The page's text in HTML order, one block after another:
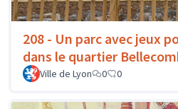
208 - Un parc avec jeux
dans le quartier
Ville de Lyon 0 0